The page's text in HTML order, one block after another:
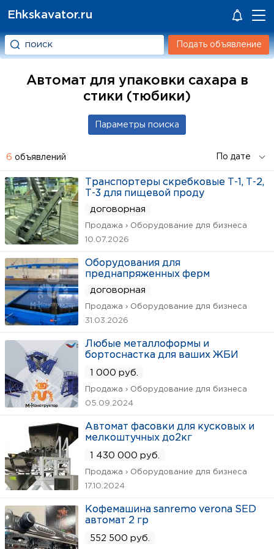
Ehkskavator.ru
Подать объявление
Автомат для упаковки сахара в
стики (тюбики)
6 объявлений
Транспортеры скребковые Т-1, Т-2,
Т-3 для пищевой проду
договорная
Продажа › Оборудование для бизнеса
10.07.2026
Оборудования для
преднапряженных ферм
договорная
Продажа › Оборудование для бизнеса
31.03.2026
Любые металлоформы и
бортоснастка для ваших ЖБИ
1 000 руб.
Продажа › Оборудование для бизнеса
05.09.2024
Автомат фасовки для кусковых и
мелкоштучных до2кг
1 430 000 руб.
Продажа › Оборудование для бизнеса
17.10.2024
Кофемашина sanremo verona SED
автомат 2 гр
552 500 руб.